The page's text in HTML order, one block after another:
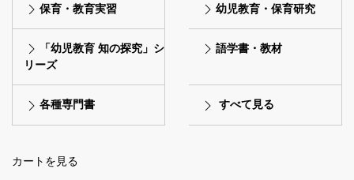
保育・教育実習 幼児教育・保育研究
「幼児教育 知の探究」シ
リーズ
語学書・教材
各種専門書 すべて見る
カートを見る